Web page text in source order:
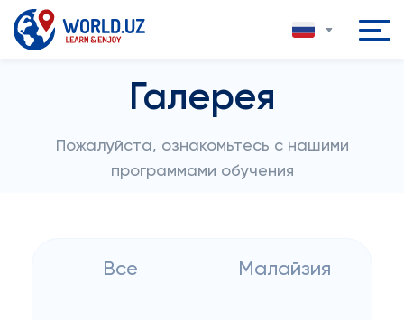
Галерея
Пожалуйста, ознакомьтесь с нашими
программами обучения
Все Малайзия